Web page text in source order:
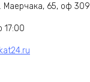
Маерчака, 65, оф 309
17:00